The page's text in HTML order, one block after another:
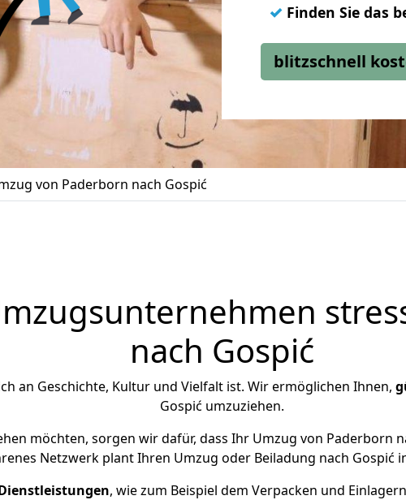
✓ Finden Sie das
blitzschnell
von Paderborn nach Gospić
nach Gospić
an Geschichte, Kultur und Vielfalt ist. Wir ermöglichen Ihnen,
Gospić umzuziehen.
möchten, sorgen wir dafür, dass Ihr Umzug von Paderborn
Netzwerk plant Ihren Umzug oder Beiladung nach Gospić
, wie zum Beispiel dem Verpacken und